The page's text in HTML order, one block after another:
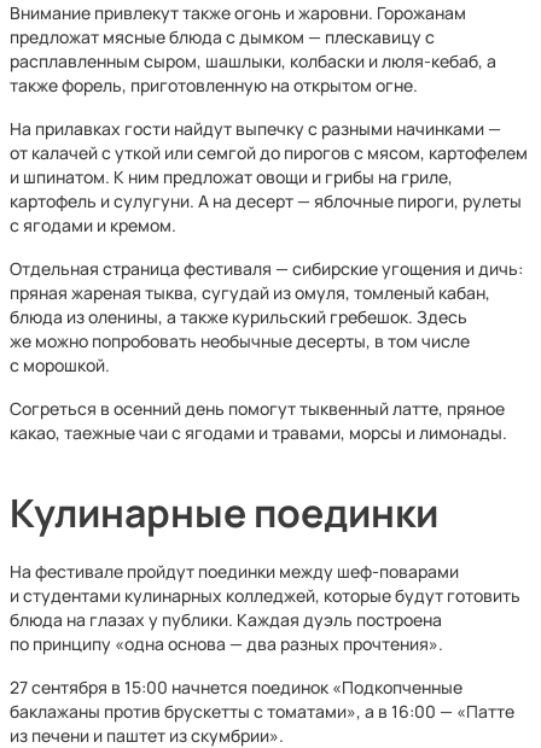
Внимание привлекут также огонь и жаровни. Горожанам
предложат мясные блюда с дымком — плескавицу с
расплавленным сыром, шашлыки, колбаски и люля-кебаб, а
также форель, приготовленную на открытом огне.
На прилавках гости найдут выпечку с разными начинками —
от калачей с уткой или семгой до пирогов с мясом, картофелем
и шпинатом. К ним предложат овощи и грибы на гриле,
картофель и сулугуни. А на десерт — яблочные пироги, рулеты
с ягодами и кремом.
Отдельная страница фестиваля — сибирские угощения и дичь:
пряная жареная тыква, сугудай из омуля, томленый кабан,
блюда из оленины, а также курильский гребешок. Здесь
же можно попробовать необычные десерты, в том числе
с морошкой.
Согреться в осенний день помогут тыквенный латте, пряное
какао, таежные чаи с ягодами и травами, морсы и лимонады.
Кулинарные поединки
На фестивале пройдут поединки между шеф-поварами
и студентами кулинарных колледжей, которые будут готовить
блюда на глазах у публики. Каждая дуэль построена
по принципу «одна основа — два разных прочтения».
27 сентября в 15:00 начнется поединок «Подкопченные
баклажаны против брускетты с томатами», а в 16:00 — «Патте
из печени и паштет из скумбрии».